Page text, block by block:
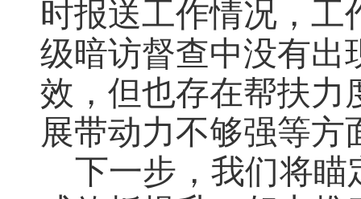
时报送工作情况， 工
级暗访督查中没有出
效，但也存在帮扶力
展带动力不够强等方
下一步，我们将